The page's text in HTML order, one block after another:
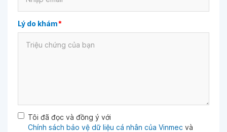
Lý do khám*
Tôi đã đọc và đồng ý với
Chính sách bảo vệ dữ liệu cá nhân của Vinmec và